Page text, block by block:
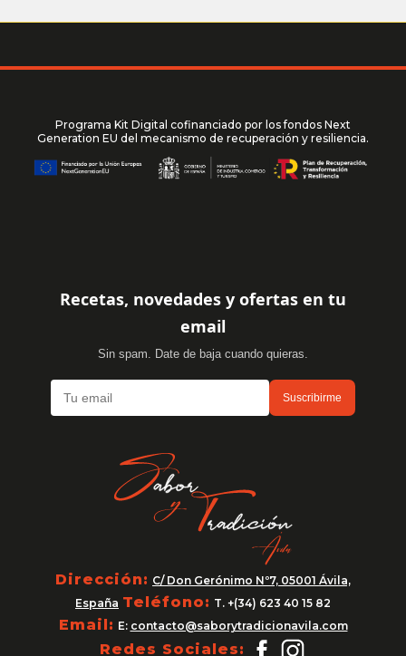
Programa Kit Digital cofinanciado por los fondos Next
Generation EU del mecanismo de recuperación y resiliencia.
Recetas, novedades y ofertas en tu
email
Sin spam. Date de baja cuando quieras.
Suscribirme
Dirección: C/ Don Gerónimo Nº7, 05001 Ávila,
España Teléfono: T. +(34) 623 40 15 82
Email: E: contacto@saborytradicionavila.com
Redes Sociales: